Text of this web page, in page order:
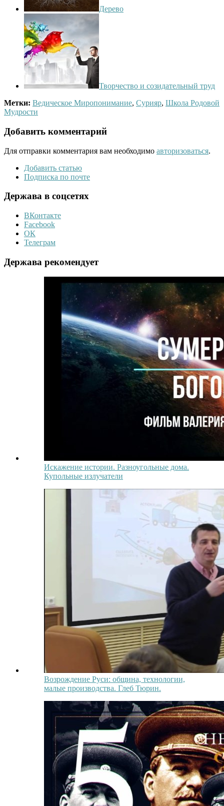
Дерево
Творчество и созидательный труд
Метки: Ведическое Миропонимание, Сурияр, Школа Родовой
Мудрости
Добавить комментарий
Для отправки комментария вам необходимо авторизоваться.
Добавить статью
Подписка по почте
Держава в соцсетях
ВКонтакте
Facebook
ОК
Телеграм
Держава рекомендует
Искажение истории. Разноугольные дома.
Купольные излучатели
Возрождение Руси: община, технологии,
малые производства. Глеб Тюрин.